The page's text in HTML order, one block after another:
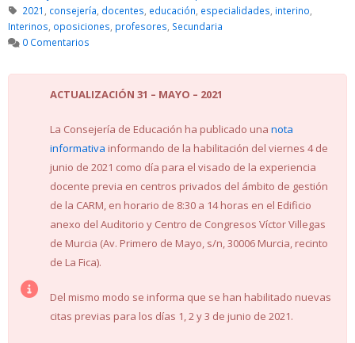
2021
consejería docentes educación especialidades interino
Interinos, oposiciones, profesores, Secundaria
0 Comentarios
ACTUALIZACIÓN 31 – MAYO – 2021
La Consejería de Educación ha publicado una nota
informativa informando de la habilitación del viernes 4 de
junio de 2021 como día para el visado de la experiencia
docente previa en centros privados del ámbito de gestión
de la CARM, en horario de 8:30 a 14 horas en el Edificio
anexo del Auditorio y Centro de Congresos Víctor Villegas
de Murcia (Av. Primero de Mayo, s/n, 30006 Murcia, recinto
de La Fica).
Del mismo modo se informa que se han habilitado nuevas
citas previas para los días 1, 2 y 3 de junio de 2021.